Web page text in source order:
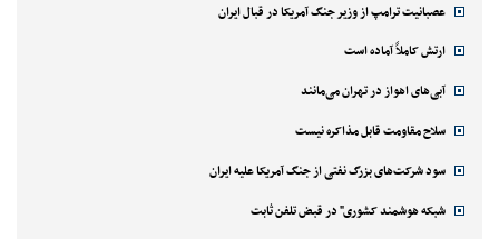
عصبانیت ترامپ از وزیر جنگ آمریکا در قبال ایران
ارتش کاملاً آماده است
آبی‌های اهواز در تهران می‌مانند
سلاح مقاومت قابل مذاکره نیست
سود شرکت‌های بزرگ نفتی از جنگ آمریکا علیه ایران
شبکه هوشمند کشوری" در قبض تلفن ثابت